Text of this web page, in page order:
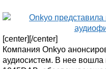
[center][/center]
Компания Onkyo
аудиосистем. В нее